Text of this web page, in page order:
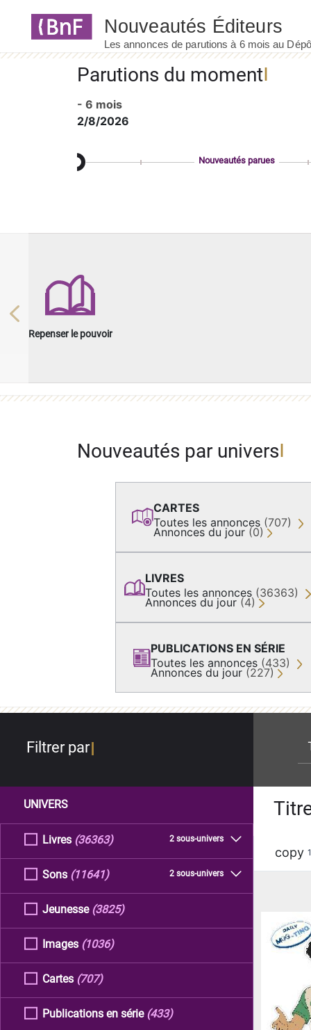
Parutions du moment
- 6 mois
2/8/2026
Nouveautés parues
Repenser le pouvoir
Previous
Nouveautés par univers
CARTES
Toutes les annonces (707)
Annonces du jour (0)
LIVRES
Toutes les annonces (36363)
Annonces du jour (4)
PUBLICATIONS EN SÉRIE
Toutes les annonces (433)
Annonces du jour (227)
Filtrer par
UNIVERS
Livres 2 sous-univers
(36363)
Sons 2 sous-univers
(11641)
Jeunesse (3825)
Images (1036)
Cartes (707)
Publications en série (433)
copy